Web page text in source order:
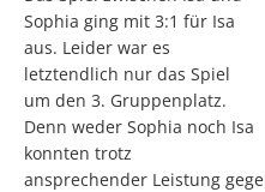
Sophia ging mit 3:1 für Isa
aus. Leider war es
letztendlich nur das Spiel
um den 3. Gruppenplatz.
Denn weder Sophia noch Isa
konnten trotz
ansprechender Leistung